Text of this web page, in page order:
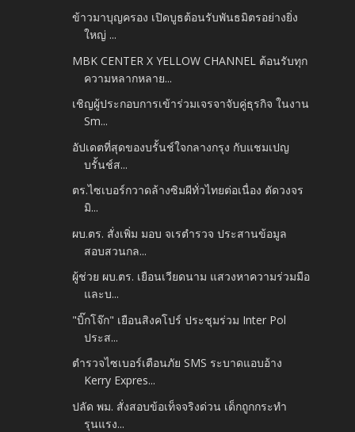
ข้าวมาบุญครอง เปิดบูธต้อนรับพันธมิตรอย่างยิ่ง
ใหญ่ ...
MBK CENTER X YELLOW CHANNEL ต้อนรับทุก
ความหลากหลาย...
เชิญผู้ประกอบการเข้าร่วมเจรจาจับคู่ธุรกิจ ในงาน
Sm...
อัปเดตที่สุดของบรั้นช์ใจกลางกรุง กับแชมเปญ
บรั้นช์ส...
ตร.ไซเบอร์กวาดล้างซิมผีทั่วไทยต่อเนื่อง ตัดวงจร
มิ...
ผบ.ตร. สั่งเพิ่ม มอบ จเรตำรวจ ประสานข้อมูล
สอบสวนกล...
ผู้ช่วย ผบ.ตร. เยือนเวียดนาม แสวงหาความร่วมมือ
และบ...
"บิ๊กโจ๊ก" เยือนสิงคโปร์ ประชุมร่วม Inter Pol
ประส...
ตำรวจไซเบอร์เตือนภัย SMS ระบาดแอบอ้าง
Kerry Expres...
ปลัด พม. สั่งสอบข้อเท็จจริงด่วน เด็กถูกกระทำ
รุนแรง...